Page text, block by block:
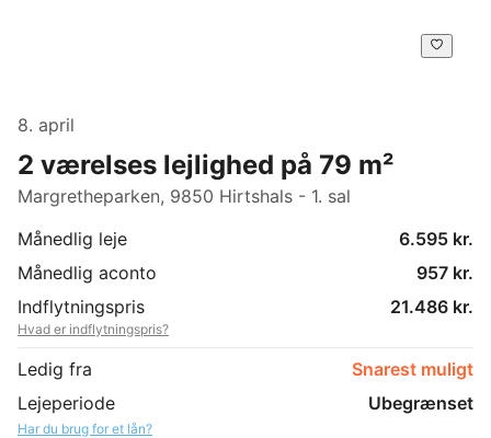
8. april
2 værelses lejlighed på 79 m²
Margretheparken, 9850 Hirtshals - 1. sal
Månedlig leje
6.595 kr.
Månedlig aconto
957 kr.
Indflytningspris
21.486 kr.
Hvad er indflytningspris?
Ledig fra
Snarest muligt
Lejeperiode
Ubegrænset
Har du brug for et lån?